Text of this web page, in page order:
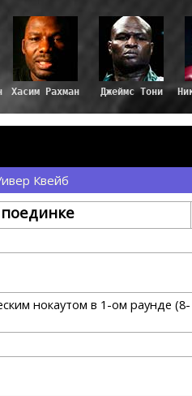
Хасим Рахман Джеймс Тони
Квейб
нокаутом в 1-ом раунде (8-